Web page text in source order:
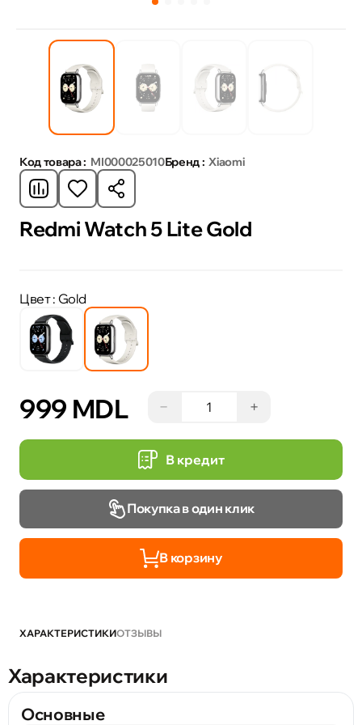
Код товара : MI000025010Бренд : Xiaomi
Redmi Watch 5 Lite Gold
Цвет: Gold
999 MDL − +
В кредит
Покупка в один клик
В корзину
ХАРАКТЕРИСТИКИОТЗЫВЫ
Характеристики
Основные